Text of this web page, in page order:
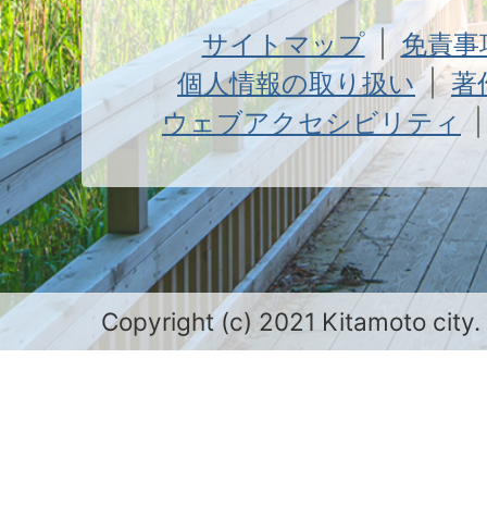
サイトマップ
免責
個人情報の取り扱い
著
ウェブアクセシビリティ
Copyright (c) 2021 Kitamoto city.